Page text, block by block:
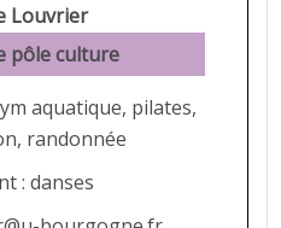
Louvrier
pôle culture
aquatique, pilates,
randonnée
: danses